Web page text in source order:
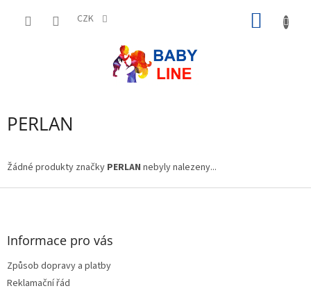
CZK
PERLAN
Žádné produkty značky PERLAN nebyly nalezeny...
Z
Informace pro vás
Způsob dopravy a platby
Reklamační řád